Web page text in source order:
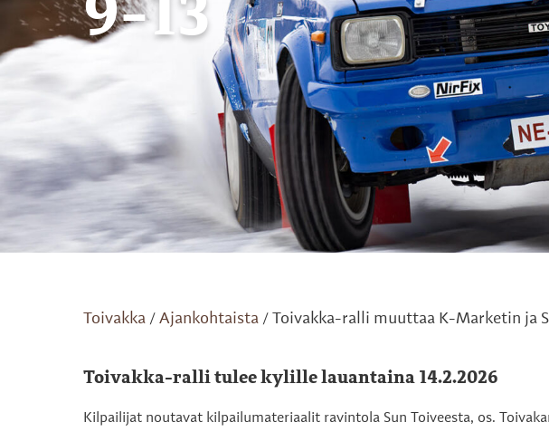
9-13
Toivakka / Ajankohtaista / Toivakka-ralli muuttaa K-Marketin ja
Toivakka-ralli tulee kylille lauantaina 14.2.2026
Kilpailijat noutavat kilpailumateriaalit ravintola Sun Toiveesta, os.